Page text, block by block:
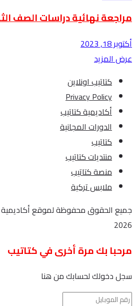
مراجعة نهائية دراسات الصف
أكتوبر 18, 2023
عرض المزيد
كتاتيب اونلاين
Privacy Policy
أكاديمية كتاتيب
الدورات المجانية
كتاتيب
منتديات كتاتيب
منصة كتاتيب
ملابس تركية
2026
مرحبا بك مرة أخرى في كتاتيب
سجل دخولك لحسابك من هنا